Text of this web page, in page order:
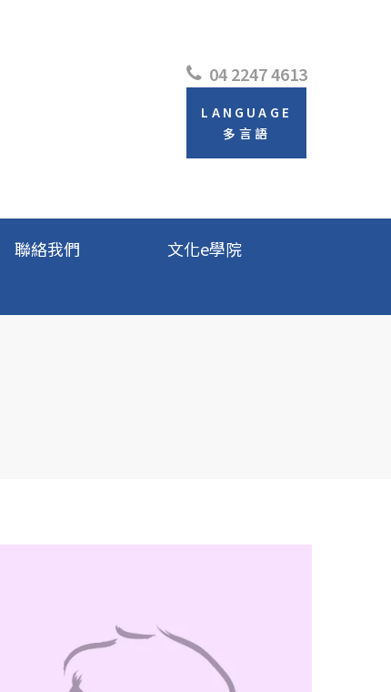
04 2247 4613
LANGUAGE
多言語
聯絡我們
文化e學院